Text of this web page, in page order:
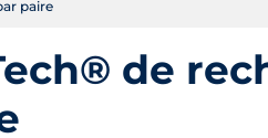
paire
de